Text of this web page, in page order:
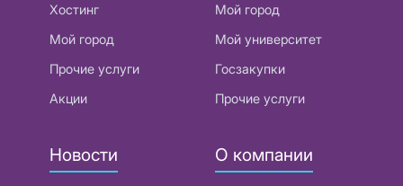
Хостинг
Мой город
Прочие услуги
Акции
Мой город
Мой университет
Госзакупки
Прочие услуги
Новости О компании